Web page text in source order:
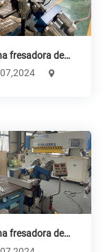
fresadora de
--------
fresadora de
serviço